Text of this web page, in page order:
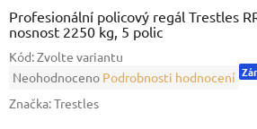
Profesionální policový regál Trestles
nosnost 2250 kg, 5 polic
Kód:Zvolte variantu
Průměrné
produktu
Neohodnoceno Podrobnosti hodnocení
Značka:Trestles